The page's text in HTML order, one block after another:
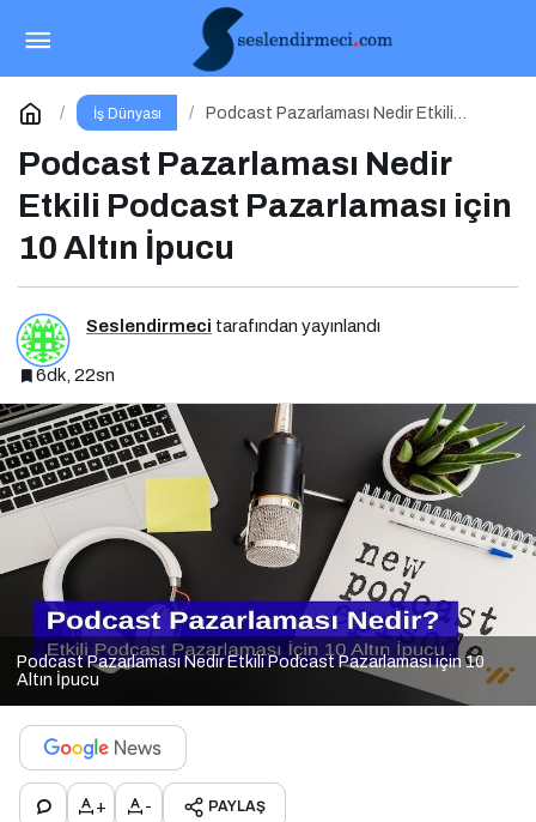
İş Dünyası
Podcast Pazarlaması Nedir Etkili
Podcast Pazarlaması Nedir
Etkili Podcast Pazarlaması için
10 Altın İpucu
Seslendirmeci tarafından yayınlandı
6dk, 22sn
Podcast Pazarlaması Nedir Etkili Podcast Pazarlaması için 10
Altın İpucu
+ - PAYLAŞ
E-Ticaret Yönetimi Nedir? Etkili E-Ticaret
Yönetimi İçin 10 Altın İpucu
Yorum Yap